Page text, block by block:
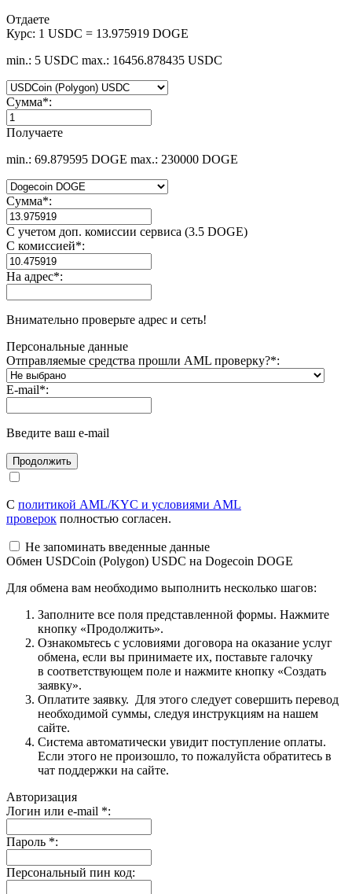
Отдаете
Курс: 1 USDC = 13.975919 DOGE
min.: 5 USDC max.: 16456.878435 USDC
Сумма*:
Получаете
min.: 69.879595 DOGE max.: 230000 DOGE
Сумма*:
С учетом доп. комиссии сервиса (3.5 DOGE)
С комиссией*:
На адрес*:
Внимательно проверьте адрес и сеть!
Персональные данные
Отправляемые средства прошли AML проверку?*:
E-mail*:
Введите ваш e-mail
С политикой AML/KYC и условиями AML
проверок полностью согласен.
Не запоминать введенные данные
Обмен USDCoin (Polygon) USDC на Dogecoin DOGE
Для обмена вам необходимо выполнить несколько шагов:
Заполните все поля представленной формы. Нажмите
кнопку «Продолжить».
Ознакомьтесь с условиями договора на оказание услуг
обмена, если вы принимаете их, поставьте галочку
в соответствующем поле и нажмите кнопку «Создать
заявку».
Оплатите заявку. Для этого следует совершить перевод
необходимой суммы, следуя инструкциям на нашем
сайте.
Система автоматически увидит поступление оплаты.
Если этого не произошло, то пожалуйста обратитесь в
чат поддержки на сайте.
Авторизация
Логин или e-mail *:
Пароль *:
Персональный пин код: